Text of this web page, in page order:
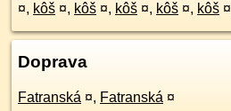
¤, kôš ¤, kôš ¤, kôš ¤, kôš ¤, kôš ¤
Doprava
Fatranská ¤, Fatranská ¤